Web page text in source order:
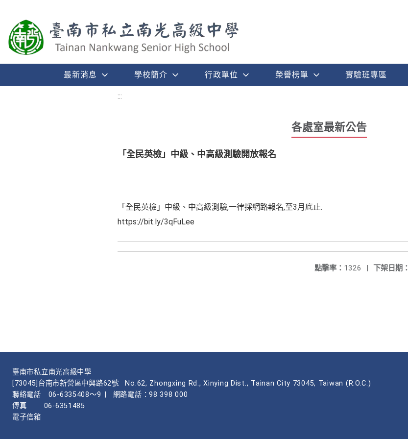
最新消息 學校簡介 行政單位 榮譽榜單 實驗班專區
:::
各處室最新公告
「全民英檢」中級、中高級測驗開放報名
「全民英檢」中級、中高級測驗,一律採網路報名,至3月底止.
https://bit.ly/3qFuLee
下架日期：
點擊率： 1326 |
臺南市私立南光高級中學
[73045]台南市新營區中興路62號
No.62, Zhongxing Rd., Xinying Dist., Tainan City 73045, Taiwan (R.O.C.)
聯絡電話
06-6335408～9
網路電話：98 398 000
傳真
06-6351485
電子信箱